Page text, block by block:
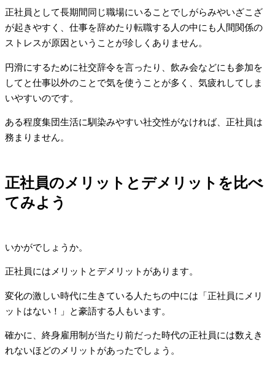
正社員として長期間同じ職場にいることでしがらみやいざこざ
が起きやすく、仕事を辞めたり転職する人の中にも人間関係の
ストレスが原因ということが珍しくありません。
円滑にするために社交辞令を言ったり、飲み会などにも参加を
してと仕事以外のことで気を使うことが多く、気疲れしてしま
いやすいのです。
ある程度集団生活に馴染みやすい社交性がなければ、正社員は
務まりません。
正社員のメリットとデメリットを比べ
てみよう
いかがでしょうか。
正社員にはメリットとデメリットがあります。
変化の激しい時代に生きている人たちの中には「正社員にメリ
ットはない！」と豪語する人もいます。
確かに、終身雇用制が当たり前だった時代の正社員には数えき
れないほどのメリットがあったでしょう。